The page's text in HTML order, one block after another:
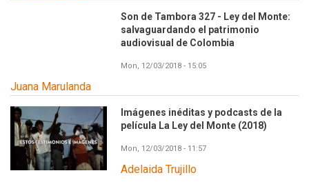
Son de Tambora 327 - Ley del Monte:
salvaguardando el patrimonio
audiovisual de Colombia
Mon, 12/03/2018 - 15:05
Juana Marulanda
Imágenes inéditas y podcasts de la
película La Ley del Monte (2018)
Mon, 12/03/2018 - 11:57
Adelaida Trujillo